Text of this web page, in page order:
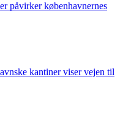
påvirker københavnernes
kantiner viser vejen til